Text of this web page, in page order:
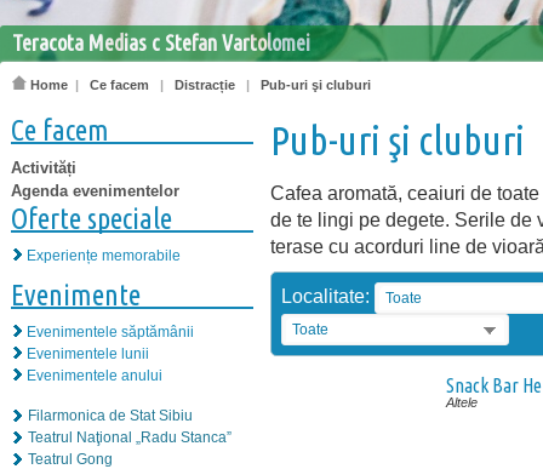
Teracota Medias c Stefan Vartolomei
Home | Ce facem | Distracție | Pub-uri şi cluburi
Ce facem
Activități
Agenda evenimentelor
Oferte speciale
Experiențe memorabile
Evenimente
Evenimentele săptămânii
Evenimentele lunii
Evenimentele anului
Filarmonica de Stat Sibiu
Teatrul Naţional „Radu Stanca”
Teatrul Gong
Pub-uri şi cluburi
Cafea aromată, ceaiuri de
de te lingi pe degete. Serile de
terase cu acorduri line de
Localitate:
Toate
Toate
Snack Bar
Altele